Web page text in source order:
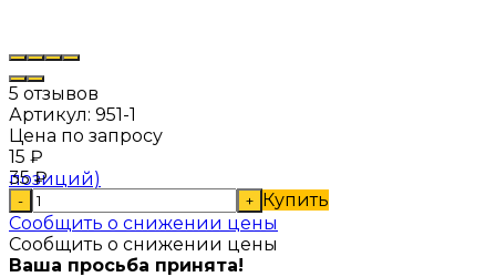
5 отзывов
Артикул: 951-1
Цена по запросу
15 ₽
35₽
- + Купить
Сообщить о снижении цены
Сообщить о снижении цены
Ваша просьба принята!